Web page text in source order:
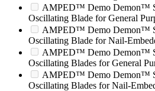
250(0)
2500T (0)
250XP(0)
2512(0)
2512HD(0)
254(0)
2548(0)
254XP (0)
AMPED™ Demo Demon™
Oscillating Blade for General
AMPED™ Demo Demon™
Oscillating Blade for Nail-
AMPED™ Demo Demon™
Oscillating Blades for General
AMPED™ Demo Demon™
Oscillating Blades for Nail-